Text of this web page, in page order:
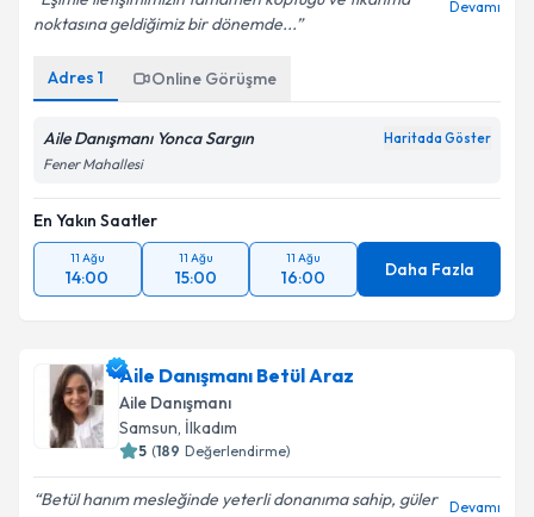
Eşimle iletişimimizin tamamen koptuğu ve tıkanma
noktasına geldiğimiz bir dönemde...
Adres 1 Online Görüşme
Aile Danışmanı Yonca Sargın
En Yakın Saatler
11 Ağu
14:00
11 Ağu
15:00
11 Ağu
16:00 Daha Fazla
Aile Danışmanı Betül Araz
Aile Danışmanı
Samsun, İlkadım
( Değerlendirme)
Betül hanım mesleğinde yeterli donanıma sahip, güler